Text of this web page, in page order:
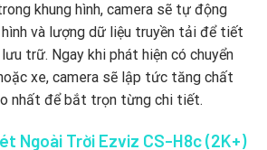
khung hình,camera sẽ tự động
và lượng dữ liệu truyền tải để tiết
trữ. Ngay khi phát hiện có chuyển
xe,camera sẽ lập tức tăng chất
nhất để bắt trọn từng chi tiết.
Ngoài Trời Ezviz CS-H8c (2K+)